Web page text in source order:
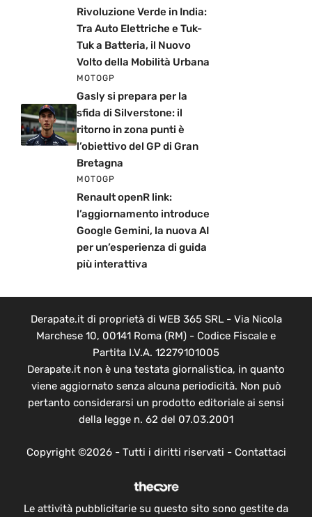
Rivoluzione Verde in India:
Tra Auto Elettriche e Tuk-
Tuk a Batteria, il Nuovo
Volto della Mobilità Urbana
MOTOGP
Gasly si prepara per la
sfida di Silverstone: il
ritorno in zona punti è
l’obiettivo del GP di Gran
Bretagna
MOTOGP
Renault openR link:
l’aggiornamento introduce
Google Gemini, la nuova AI
per un’esperienza di guida
più interattiva
Derapate.it di proprietà di WEB 365 SRL - Via Nicola
Marchese 10, 00141 Roma (RM) - Codice Fiscale e
Partita I.V.A. 12279101005
Derapate.it non è una testata giornalistica, in quanto
viene aggiornato senza alcuna periodicità. Non può
pertanto considerarsi un prodotto editoriale ai sensi
della legge n. 62 del 07.03.2001
Copyright ©2026 - Tutti i diritti riservati - Contattaci
Le attività pubblicitarie su questo sito sono gestite da